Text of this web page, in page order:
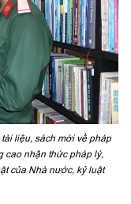
liệu, sách mới về pháp
cao nhận thức pháp lý,
của Nhà nước, kỷ luật